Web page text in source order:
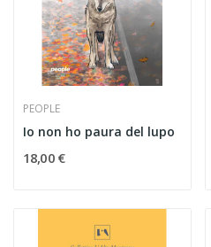
PEOPLE
Io non ho paura del lupo
18,00 €